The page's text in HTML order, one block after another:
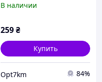
В наличии
259₴
Купить
Opt7km 84%